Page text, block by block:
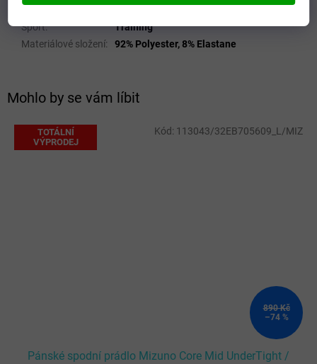
Mohlo by se vám líbit
TOTÁLNÍ
VÝPRODEJ
890 Kč
–74 %
Pánské spodní prádlo Mizuno Core Mid UnderTight /
Kód: 113043/32EB705609_L/MIZ
Sport:
Training
Materiálové složení: 92% Polyester, 8% Elastane